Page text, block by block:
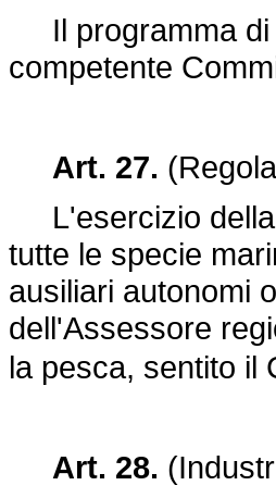
Il programma di
competente
Art. 27.
L'esercizio della
tutte le specie
ausiliari autonomi
dell'Assessore
la pesca, sentito il
Art. 28.